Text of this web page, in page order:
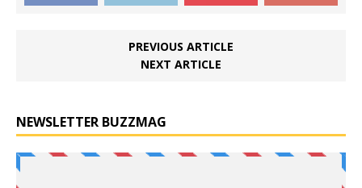
PREVIOUS ARTICLE
NEXT ARTICLE
NEWSLETTER BUZZMAG